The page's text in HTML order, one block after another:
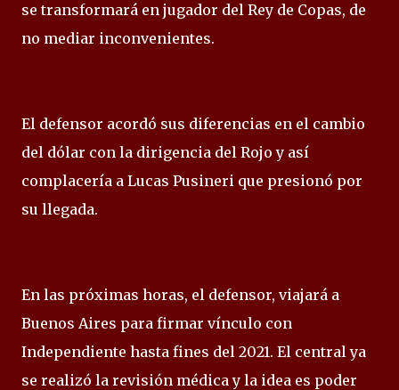
se transformará en jugador del Rey de Copas, de
no mediar inconvenientes.
El defensor acordó sus diferencias en el cambio
del dólar con la dirigencia del Rojo y así
complacería a Lucas Pusineri que presionó por
su llegada.
En las próximas horas, el defensor, viajará a
Buenos Aires para firmar vínculo con
Independiente hasta fines del 2021. El central ya
se realizó la revisión médica y la idea es poder